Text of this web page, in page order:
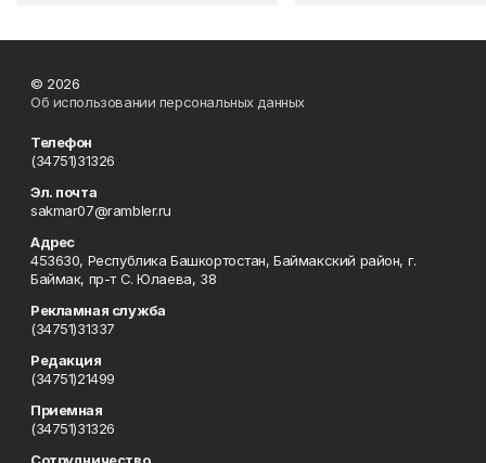
© 2026
Об использовании персональных данных
Телефон
(34751)31326
Эл. почта
sakmar07@rambler.ru
Адрес
453630, Республика Башкортостан, Баймакский район, г.
Баймак, пр-т С. Юлаева, 38
Рекламная служба
(34751)31337
Редакция
(34751)21499
Приемная
(34751)31326